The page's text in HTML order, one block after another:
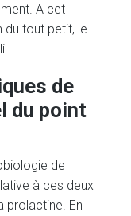
A cet
du tout petit, le
de
du point
de
à ces deux
prolactine. En